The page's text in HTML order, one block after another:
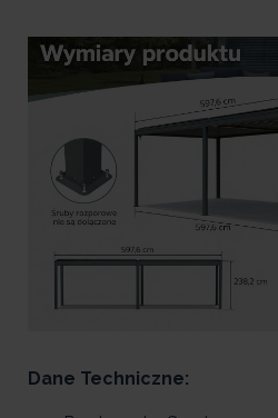
Dane Techniczne: